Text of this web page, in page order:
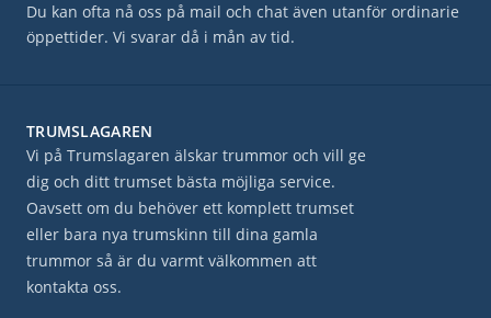
Du kan ofta nå oss på mail och chat även utanför ordinarie
öppettider. Vi svarar då i mån av tid.
TRUMSLAGAREN
Vi på Trumslagaren älskar trummor och vill ge
dig och ditt trumset bästa möjliga service.
Oavsett om du behöver ett komplett trumset
eller bara nya trumskinn till dina gamla
trummor så är du varmt välkommen att
kontakta oss.